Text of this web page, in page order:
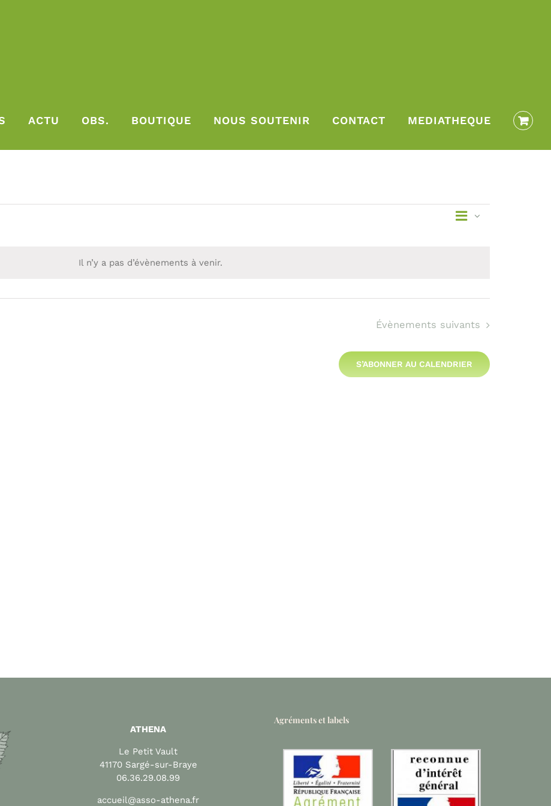
ACTU OBS. BOUTIQUE NOUS SOUTENIR CONTACT MEDIATHEQUE
Notice
Il n’y a pas d’évènements à venir.
par
Navigation
Liste
Évènements suivants
S’ABONNER AU CALENDRIER
ATHENA
Le Petit Vault
41170 Sargé-sur-Braye
06.36.29.08.99
accueil@asso-athena.fr
Agréments et labels